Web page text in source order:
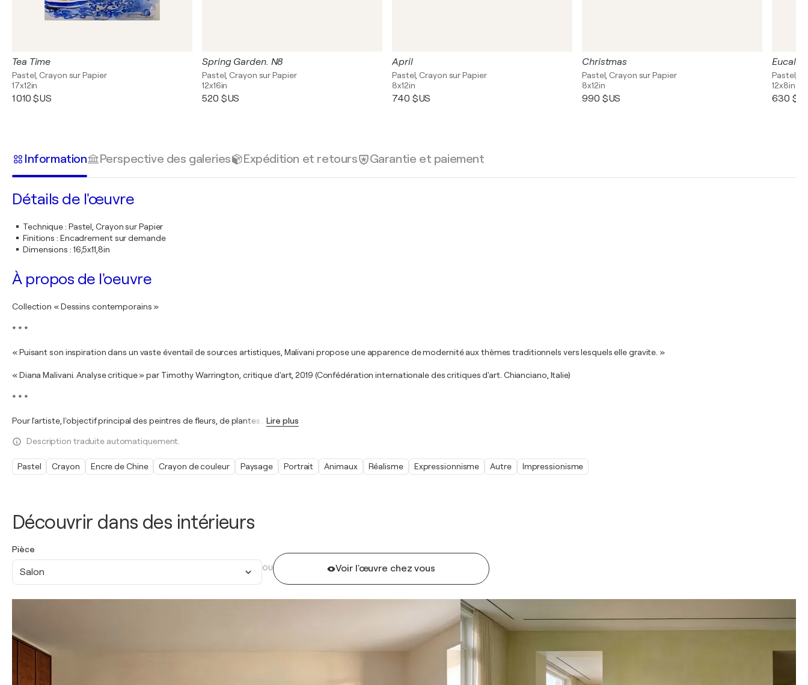
Découvrir dans des intérieurs
Pièce
Salon OU Voir l'œuvre chez vous
Tea Time
Pastel, Crayon sur Papier
17x12in
1 010 $US
Spring Garden. N8
Pastel, Crayon sur Papier
12x16in
520 $US
April
Pastel, Crayon sur Papier
8x12in
740 $US
Christmas
Pastel, Crayon sur Papier
8x12in
990 $US
Pastel,
12x8in
630
Information Perspective des galeries Expédition et retours Garantie et paiement
Détails de l'œuvre
Technique: Pastel, Crayon sur Papier
Finitions : Encadrement sur demande
Dimensions : 16,5x11,8in
À propos de l'oeuvre
Collection « Dessins contemporains »
* * *
« Puisant son inspiration dans un vaste éventail de sources artistiques, Malivani propose une apparence de modernité aux thèmes traditionnels vers lesquels elle gravite. »
« Diana Malivani. Analyse critique » par Timothy Warrington, critique d'art, 2019 (Confédération internationale des critiques d'art. Chianciano, Italie)
* * *
Pour l'artiste, l'objectif principal des peintres de fleurs, de plantes Lire plus
Description traduite automatiquement.
Pastel Crayon Encre de Chine Crayon de couleur Paysage Portrait Animaux Réalisme Expressionnisme Autre Impressionisme